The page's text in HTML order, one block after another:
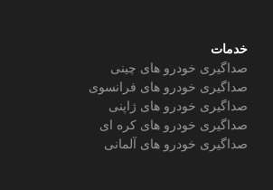
خدمات
صداگیری خودرو های چینی
صداگیری خودرو های فرانسوی
صداگیری خودرو های ژاپنی
صداگیری خودرو های کره ای
صداگیری خودرو های آلمانی